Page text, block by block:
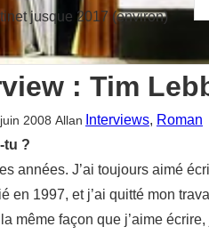
jusque 2017 (environ)
: Tim
2008 Allan Interviews, Roman
tu ?
années. J’ai toujours aimé
en 1997, et j’ai quitté mon
même façon que j’aime